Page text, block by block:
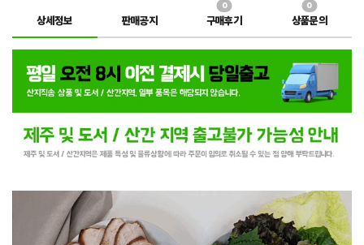
상세정보 판매공지 구매후기
0
상품문의
0